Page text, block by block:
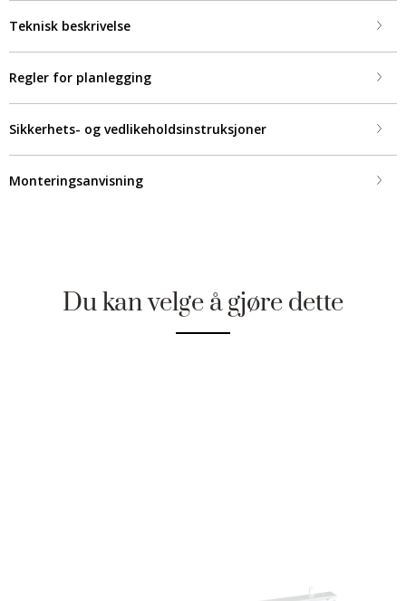
Teknisk beskrivelse
Regler for planlegging
Sikkerhets- og vedlikeholdsinstruksjoner
Monteringsanvisning
Du kan velge å gjøre dette